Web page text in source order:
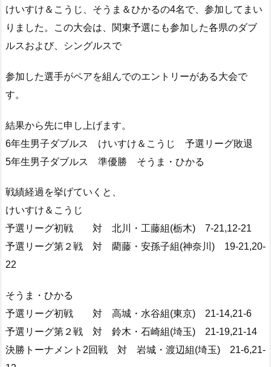
けいすけ＆こうじ、そうま＆ひかるの4名で、参加してまい
りました。この大会は、関東予選にも参加した各県のダブ
ルスおよび、シングルスで
参加した選手がペアを組んでのエントリーがある大会で
す。
結果から先に申し上げます。
6年生男子ダブルス けいすけ＆こうじ 予選リーグ敗退
5年生男子ダブルス 準優勝 そうま・ひかる
戦績経過を挙げていくと、
けいすけ＆こうじ
予選リーグ初戦 対 北川・工藤組(栃木) 7-21,12-21
予選リーグ第２戦 対 藺藤・安孫子組(神奈川) 19-21,20-
22
そうま・ひかる
予選リーグ初戦 対 高城・水谷組(東京) 21-14,21-6
予選リーグ第２戦 対 鈴木・石崎組(埼玉) 21-19,21-14
決勝トーナメント2回戦 対 岩城・渡辺組(埼玉) 21-6,21-